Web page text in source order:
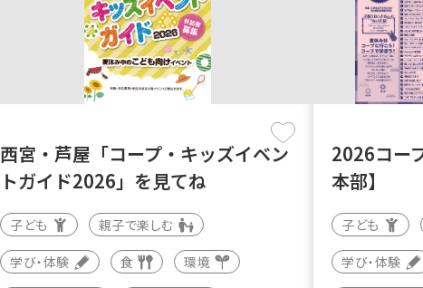
西宮・芦屋「コープ・キッズイベン
トガイド2026」を見てね
子ども 親子で楽しむ
学び・体験 食 環境
2026コー
本部】
子ども
学び・体験